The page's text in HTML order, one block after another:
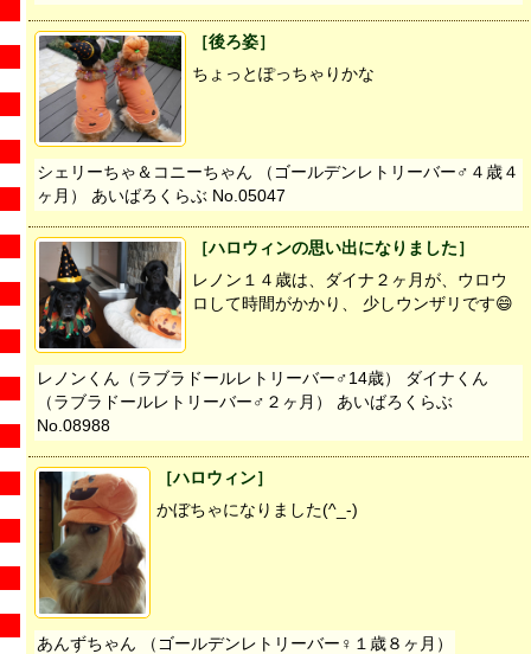
［後ろ姿］
ちょっとぽっちゃりかな
シェリーちゃ＆コニーちゃん （ゴールデンレトリーバー♂４歳４
ヶ月） あいばろくらぶ No.05047
［ハロウィンの思い出になりました］
レノン１４歳は、ダイナ２ヶ月が、ウロウ
ロして時間がかかり、 少しウンザリです😄
レノンくん（ラブラドールレトリーバー♂14歳） ダイナくん
（ラブラドールレトリーバー♂２ヶ月） あいばろくらぶ
No.08988
［ハロウィン］
かぼちゃになりました(^_-)
あんずちゃん （ゴールデンレトリーバー♀１歳８ヶ月）